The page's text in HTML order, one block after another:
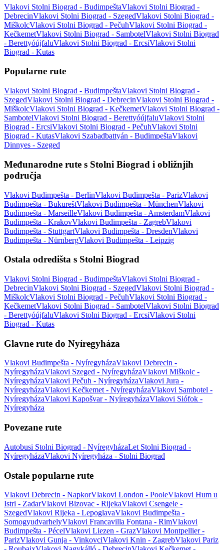
Vlakovi Stolni Biograd - BudimpeštaVlakovi Stolni Biograd -
DebrecinVlakovi Stolni Biograd - SzegedVlakovi Stolni Biograd -
MiškolcVlakovi Stolni Biograd - PečuhVlakovi Stolni Biograd -
KečkemetVlakovi Stolni Biograd - SambotelVlakovi Stolni Biograd
- BerettyóújfaluVlakovi Stolni Biograd - ErcsiVlakovi Stolni
Biograd - Kutas
Popularne rute
Vlakovi Stolni Biograd - BudimpeštaVlakovi Stolni Biograd -
SzegedVlakovi Stolni Biograd - DebrecinVlakovi Stolni Biograd -
MiškolcVlakovi Stolni Biograd - KečkemetVlakovi Stolni Biograd -
SambotelVlakovi Stolni Biograd - BerettyóújfaluVlakovi Stolni
Biograd - ErcsiVlakovi Stolni Biograd - PečuhVlakovi Stolni
Biograd - KutasVlakovi Szabadbattyán - BudimpeštaVlakovi
Dinnyes - Szeged
Međunarodne rute s Stolni Biograd i obližnjih
područja
Vlakovi Budimpešta - BerlinVlakovi Budimpešta - ParizVlakovi
Budimpešta - BukureštVlakovi Budimpešta - MünchenVlakovi
Budimpešta - MarseilleVlakovi Budimpešta - AmsterdamVlakovi
Budimpešta - KrakovVlakovi Budimpešta - ZagrebVlakovi
Budimpešta - StuttgartVlakovi Budimpešta - DresdenVlakovi
Budimpešta - NürnbergVlakovi Budimpešta - Leipzig
Ostala odredišta s Stolni Biograd
Vlakovi Stolni Biograd - BudimpeštaVlakovi Stolni Biograd -
DebrecinVlakovi Stolni Biograd - SzegedVlakovi Stolni Biograd -
MiškolcVlakovi Stolni Biograd - PečuhVlakovi Stolni Biograd -
KečkemetVlakovi Stolni Biograd - SambotelVlakovi Stolni Biograd
- BerettyóújfaluVlakovi Stolni Biograd - ErcsiVlakovi Stolni
Biograd - Kutas
Glavne rute do Nyíregyháza
Vlakovi Budimpešta - NyíregyházaVlakovi Debrecin -
NyíregyházaVlakovi Szeged - NyíregyházaVlakovi Miškolc -
NyíregyházaVlakovi Pečuh - NyíregyházaVlakovi Jura -
NyíregyházaVlakovi Kečkemet - NyíregyházaVlakovi Sambotel -
NyíregyházaVlakovi Kapošvar - NyíregyházaVlakovi Siófok -
Nyíregyháza
Povezane rute
Autobusi Stolni Biograd - NyíregyházaLet Stolni Biograd -
NyíregyházaVlakovi Nyíregyháza - Stolni Biograd
Ostale popularne rute
Vlakovi Debrecin - NapkorVlakovi London - PooleVlakovi Hum u
Istri - ZadarVlakovi Bizovac - RijekaVlakovi Csengele -
SzegedVlakovi Rijeka - LepoglavaVlakovi Budimpešta -
SomogyudvarhelyVlakovi Francavilla Fontana - RimVlakovi
Budimpešta - PécelVlakovi Liezen - GrazVlakovi Montpellier -
ParizVlakovi Gunja - VinkovciVlakovi Knin - ZagrebVlakovi Pariz